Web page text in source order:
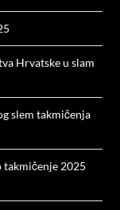
Hrvatske u slam
slem takmičenja
takmičenje 2025